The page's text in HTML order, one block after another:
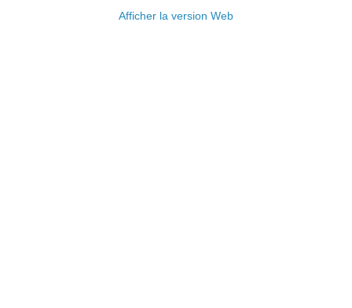
Afficher la version Web